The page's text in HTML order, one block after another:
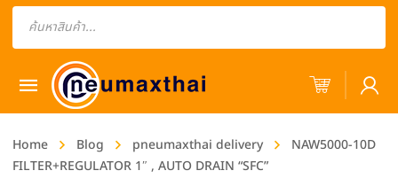
Products
search
Home Blog pneumaxthai delivery
NAW5000-10D
FILTER+REGULATOR 1″ , AUTO DRAIN “SFC”